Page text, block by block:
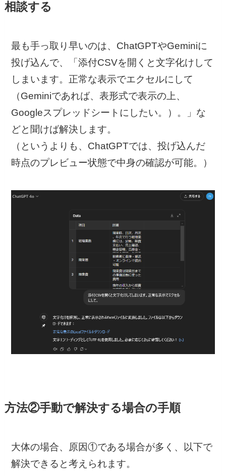
相談する
最も手っ取り早いのは、ChatGPTやGeminiに
投げ込んで、「添付CSVを開くと文字化けして
しまいます。正常な表示でエクセルにして
（Geminiであれば、表形式で表示の上、
Googleスプレッドシートにしたい。）。」な
どと聞けば解決します。
（というよりも、ChatGPTでは、投げ込んだ
時点のプレビュー状態で中身の確認が可能。）
方法②手動で解決する場合の手順
大体の場合、原因①である場合が多く、以下で
解決できると考えられます。